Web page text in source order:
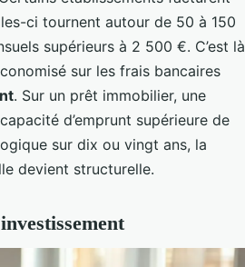
ci tournent autour de 50 à 150
supérieurs à 2 500 €. C’est là
sur les frais bancaires
. Sur un prêt immobilier, une
d’emprunt supérieure de
sur dix ou vingt ans, la
devient structurelle.